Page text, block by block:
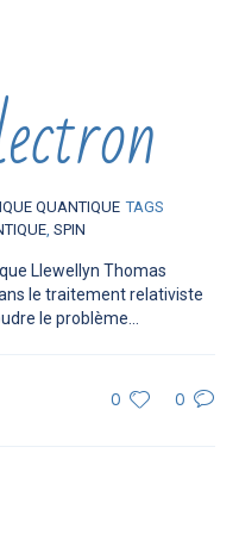
QUANTIQUE TAGS
SPIN
Llewellyn Thomas
le traitement relativiste
le problème...
0 0